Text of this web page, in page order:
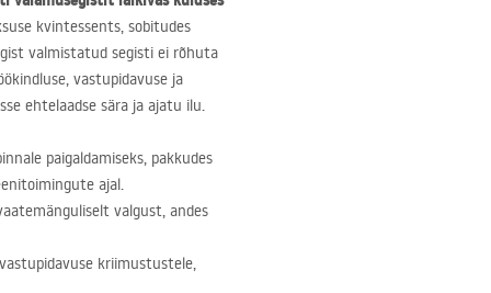
kvintessents, sobitudes
valmistatud segisti ei rõhuta
vastupidavuse ja
ehtelaadse sära ja ajatu ilu.
paigaldamiseks, pakkudes
ajal.
valgust, andes
kriimustustele,